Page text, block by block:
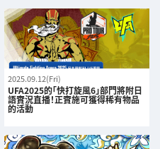
2025.09.12(Fri)
UFA2025的「快打旋風6」部門將附日
語實況直播！正實施可獲得稀有物品
的活動